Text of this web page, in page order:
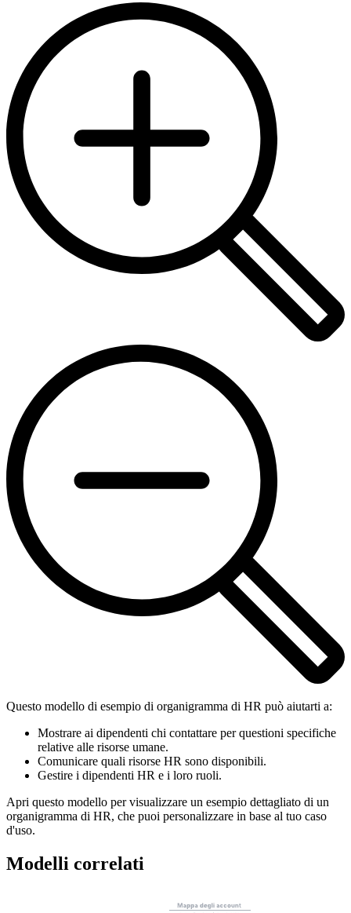
Questo modello di esempio di organigramma di HR può aiutarti a:
Mostrare ai dipendenti chi contattare per questioni specifiche
relative alle risorse umane.
Comunicare quali risorse HR sono disponibili.
Gestire i dipendenti HR e i loro ruoli.
Apri questo modello per visualizzare un esempio dettagliato di un
organigramma di HR, che puoi personalizzare in base al tuo caso
d'uso.
Modelli correlati